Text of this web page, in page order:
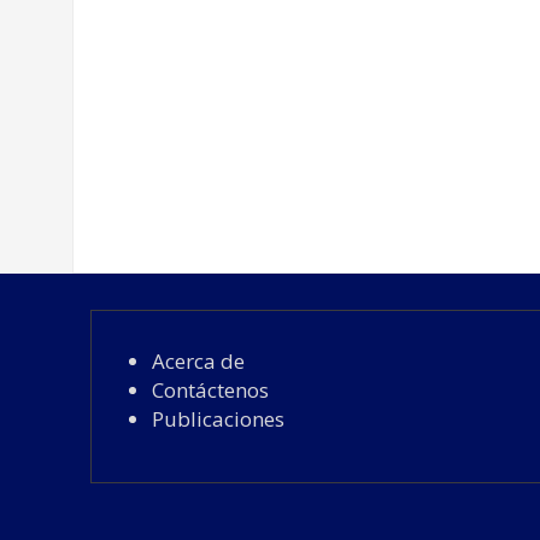
Recomendaciones Agrícolas según la
Acerca de
Contáctenos
Publicaciones